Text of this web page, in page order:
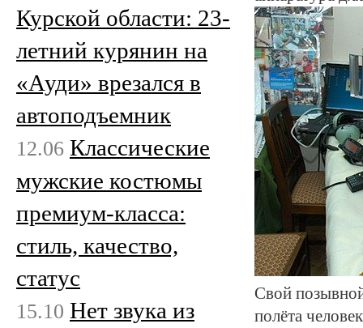
Свой
полёта
Курской области: 23-
летний курянин на
«Ауди» врезался в
автоподъемник
12.06 Классические
мужские костюмы
премиум-класса:
стиль, качество,
статус
15.10 Нет звука из